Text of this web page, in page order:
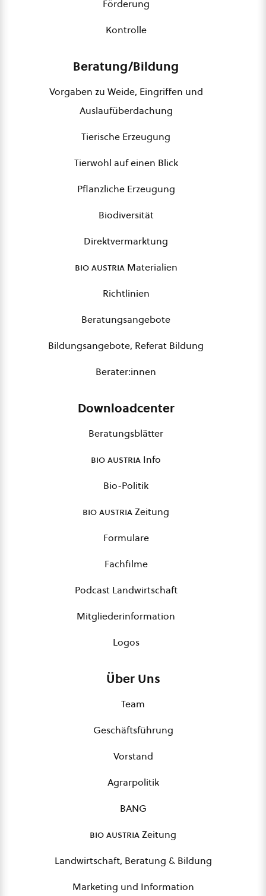
Förderung
Kontrolle
Beratung/Bildung
Vorgaben zu Weide, Eingriffen und
Auslaufüberdachung
Tierische Erzeugung
Tierwohl auf einen Blick
Pflanzliche Erzeugung
Biodiversität
Direktvermarktung
bio austriaMaterialien
Richtlinien
Beratungsangebote
Bildungsangebote, Referat Bildung
Berater:innen
Downloadcenter
Beratungsblätter
bio austria Info
Bio-Politik
bio austriaZeitung
Formulare
Fachfilme
Podcast Landwirtschaft
Mitgliederinformation
Logos
Über Uns
Team
Geschäftsführung
Vorstand
Agrarpolitik
BANG
bio austriaZeitung
Landwirtschaft, Beratung & Bildung
Marketing und Information